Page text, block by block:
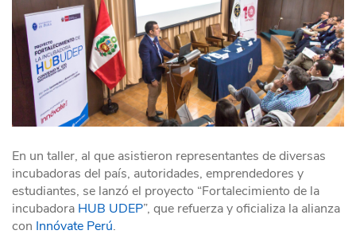
En un taller, al que asistieron representantes de diversas
incubadoras del país, autoridades, emprendedores y
estudiantes, se lanzó el proyecto “Fortalecimiento de la
incubadora HUB UDEP”, que refuerza y oficializa la alianza
con Innóvate Perú.